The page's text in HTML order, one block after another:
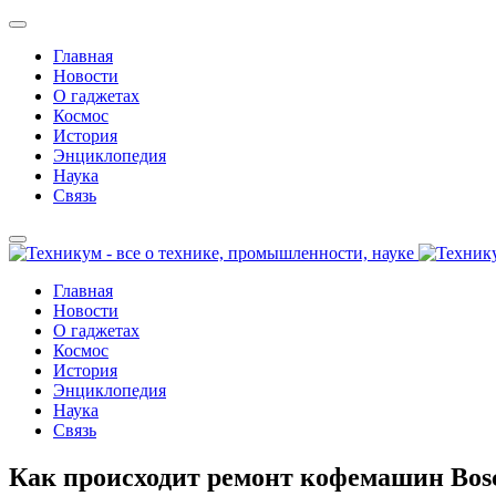
Главная
Новости
О гаджетах
Космос
История
Энциклопедия
Наука
Связь
Главная
Новости
О гаджетах
Космос
История
Энциклопедия
Наука
Связь
Как происходит ремонт кофемашин